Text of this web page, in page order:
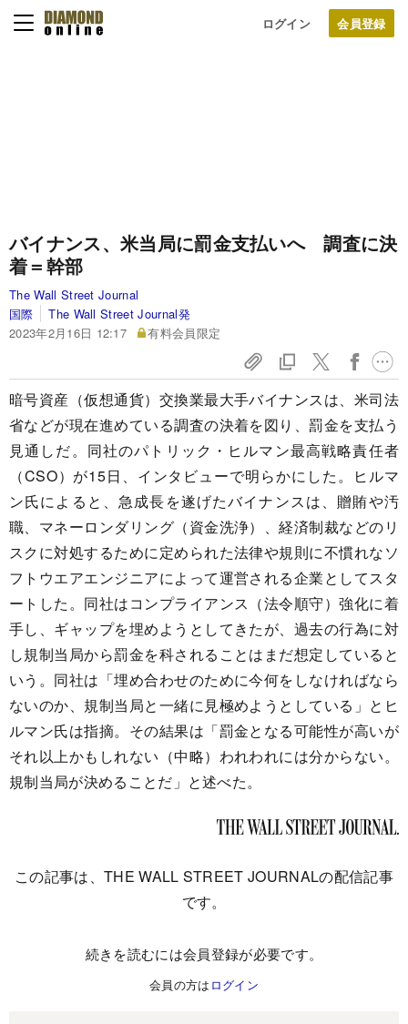
ログイン
バイナンス、米当局に罰金支払いへ 調査に決
着＝幹部
The Wall Street Journal
国際
The Wall Street Journal発
2023年2月16日 12:17
有料会員限定
暗号資産（仮想通貨）交換業最大手バイナンスは、米司法
省などが現在進めている調査の決着を図り、罰金を支払う
見通しだ。同社のパトリック・ヒルマン最高戦略責任者
（CSO）が15日、インタビューで明らかにした。ヒルマ
ン氏によると、急成長を遂げたバイナンスは、贈賄や汚
職、マネーロンダリング（資金洗浄）、経済制裁などのリ
スクに対処するために定められた法律や規則に不慣れなソ
フトウエアエンジニアによって運営される企業としてスタ
ートした。同社はコンプライアンス（法令順守）強化に着
手し、ギャップを埋めようとしてきたが、過去の行為に対
し規制当局から罰金を科されることはまだ想定していると
いう。同社は「埋め合わせのために今何をしなければなら
ないのか、規制当局と一緒に見極めようとしている」とヒ
ルマン氏は指摘。その結果は「罰金となる可能性が高いが
それ以上かもしれない（中略）われわれには分からない。
規制当局が決めることだ」と述べた。
この記事は、THE WALL STREET JOURNALの配信記事
です。
続きを読むには会員登録が必要です。
会員の方は ログイン